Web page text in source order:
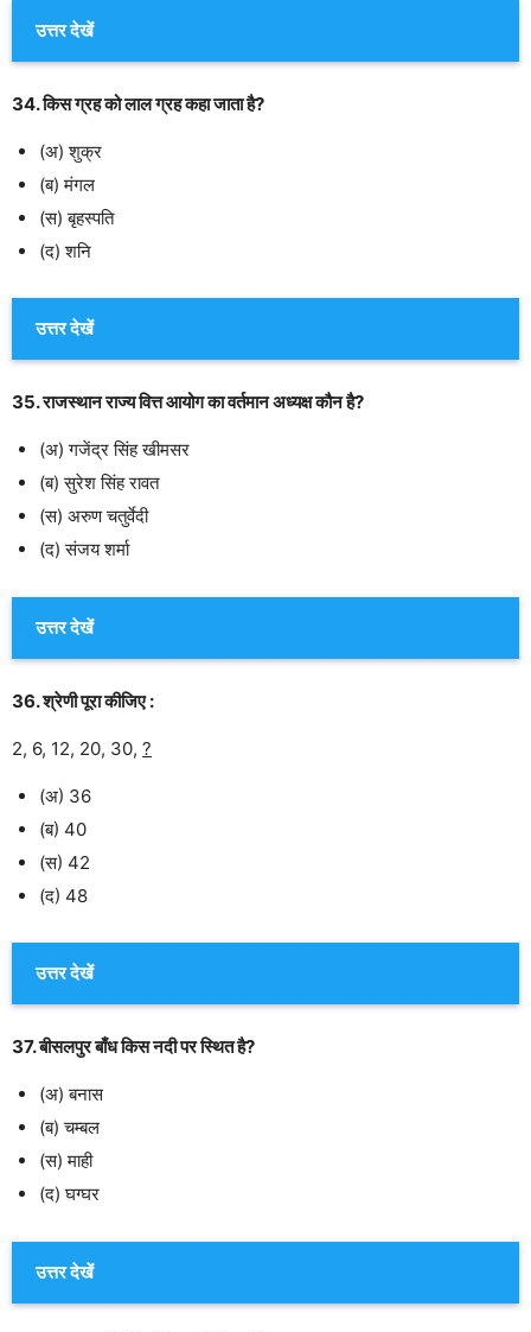
उत्तर देखें
34. किस ग्रह को लाल ग्रह कहा जाता है?
(अ) शुक्र
(ब) मंगल
(स) बृहस्पति
(द) शनि
उत्तर देखें
35. राजस्थान राज्य वित्त आयोग का वर्तमान अध्यक्ष कौन है?
(अ) गजेंद्र सिंह खीमसर
(ब) सुरेश सिंह रावत
(स) अरुण चतुर्वेदी
(द) संजय शर्मा
उत्तर देखें
36. श्रेणी पूरा कीजिए :
2, 6, 12, 20, 30, ?
(अ) 36
(ब) 40
(स) 42
(द) 48
उत्तर देखें
37. बीसलपुर बाँध किस नदी पर स्थित है?
(अ) बनास
(ब) चम्बल
(स) माही
(द) घग्घर
उत्तर देखें